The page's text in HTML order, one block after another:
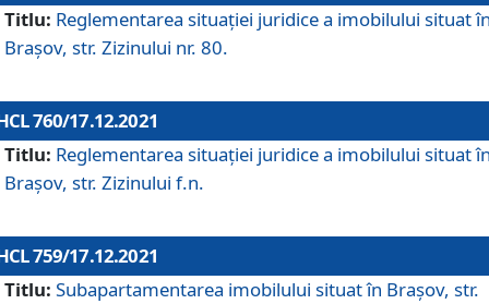
Titlu: Reglementarea situației juridice a imobilului situat
Brașov, str. Zizinului nr. 80.
760/17.12.2021
Titlu: Reglementarea situației juridice a imobilului situat
Brașov, str. Zizinului f.n.
759/17.12.2021
Titlu: Subapartamentarea imobilului situat în Brașov, str.